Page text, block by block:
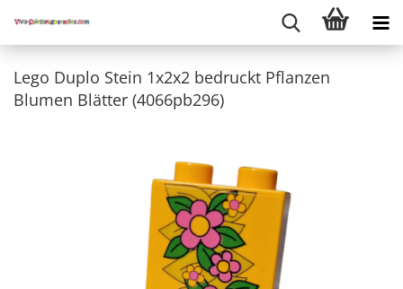
Lego Duplo Stein 1x2x2 bedruckt Pflanzen
Blumen Blätter (4066pb296)